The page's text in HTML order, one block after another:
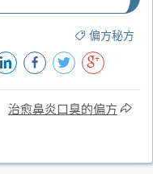
偏方秘方
治愈鼻炎口臭的偏方